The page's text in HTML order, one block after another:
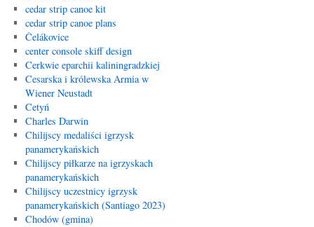
cedar strip canoe kit
cedar strip canoe plans
Čelákovice
center console skiff design
Cerkwie eparchii kaliningradzkiej
Cesarska i królewska Armia w
Wiener Neustadt
Cetyń
Charles Darwin
Chilijscy medaliści igrzysk
panamerykańskich
Chilijscy piłkarze na igrzyskach
panamerykańskich
Chilijscy uczestnicy igrzysk
panamerykańskich (Santiago 2023)
Chodów (gmina)